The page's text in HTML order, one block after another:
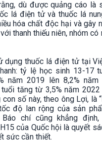
dù được quảng cáo là
lá điện tử và thuốc lá
hóa chất độc hại và gây
thanh thiếu niên, nhóm có
dụng thuốc lá điện tử tại
tỷ lệ học sinh 13-17
năm 2019 lên 8,2% năm
tăng từ 3,5% năm 2022
số này, theo ông Lợi, là
độ lan rộng của sản
chí cũng khẳng định,
của Quốc hội là quyết
sức cần thiết.